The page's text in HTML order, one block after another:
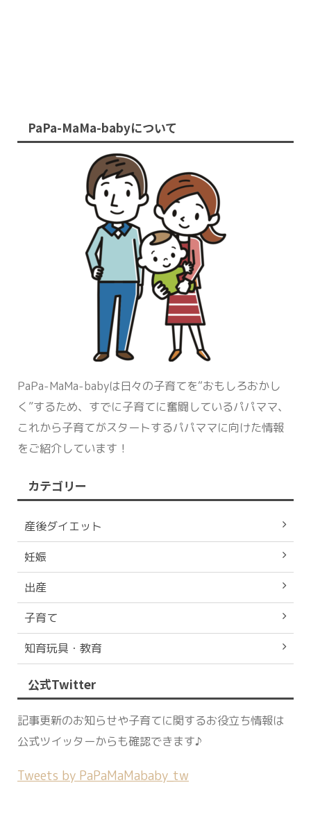
PaPa-MaMa-babyについて
PaPa-MaMa-babyは日々の子育てを“おもしろおかし
く”するため、すでに子育てに奮闘しているパパママ、
これから子育てがスタートするパパママに向けた情報
をご紹介しています！
カテゴリー
産後ダイエット
妊娠
出産
子育て
知育玩具・教育
公式Twitter
記事更新のお知らせや子育てに関するお役立ち情報は
公式ツイッターからも確認できます♪
Tweets by PaPaMaMababy_tw